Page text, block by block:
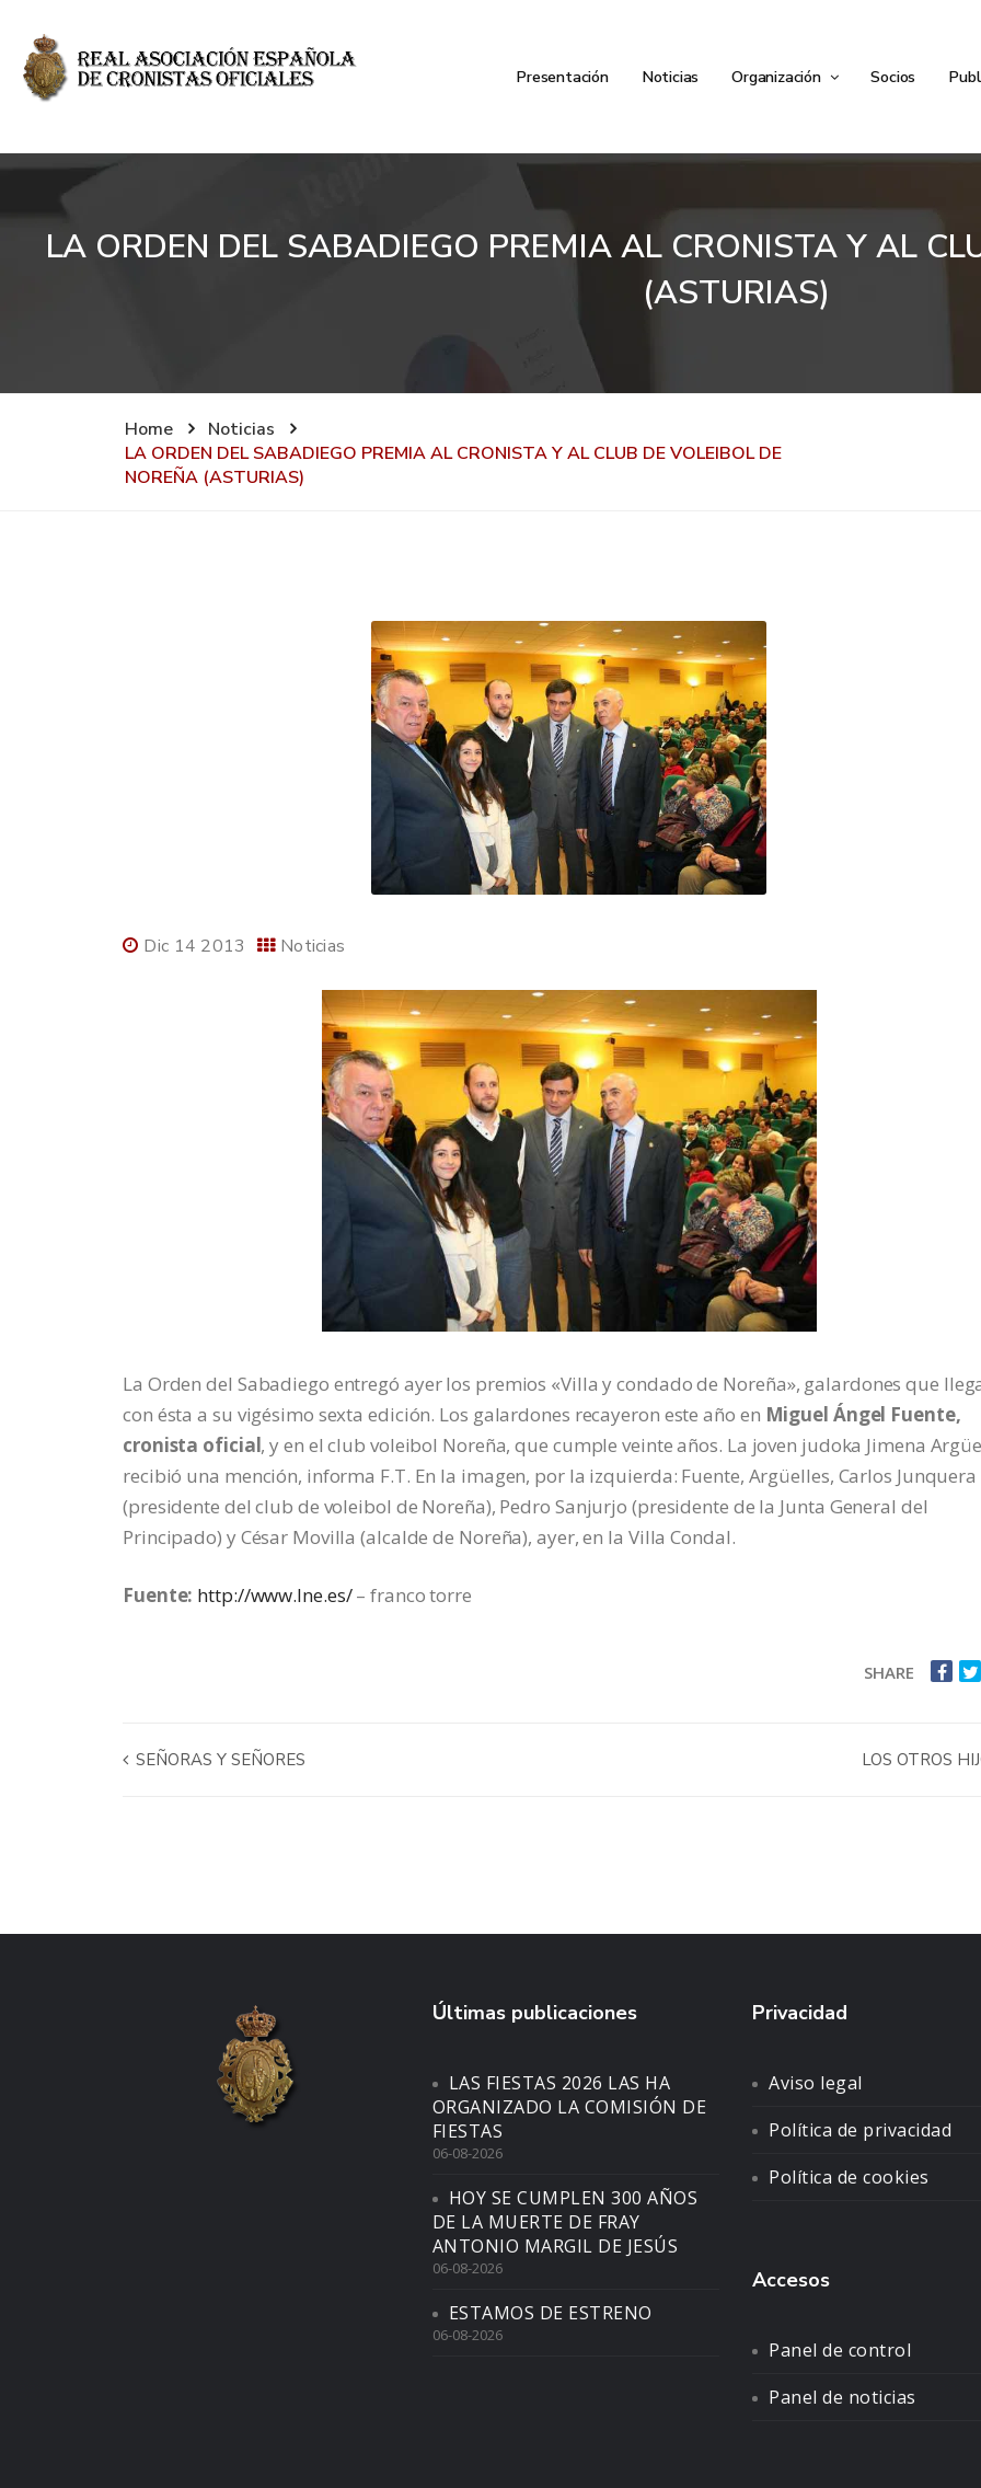
Presentación Noticias Organización Socios
LA ORDEN DEL SABADIEGO PREMIA AL CRONISTA Y AL
(ASTURIAS)
Home
Noticias
LA ORDEN DEL SABADIEGO PREMIA AL CRONISTA Y AL CLUB DE VOLEIBOL DE
NOREÑA (ASTURIAS)
Dic 14 2013 Noticias
La Orden del Sabadiego entregó ayer los premios «Villa y condado de Noreña», galardones que
con ésta a su vigésimo sexta edición. Los galardones recayeron este año en Miguel Ángel Fuente,
cronista oficial, y en el club voleibol Noreña, que cumple veinte años. La joven judoka Jimena
recibió una mención, informa F.T. En la imagen, por la izquierda: Fuente, Argüelles, Carlos Junquera
(presidente del club de voleibol de Noreña), Pedro Sanjurjo (presidente de la Junta General del
Principado) y César Movilla (alcalde de Noreña), ayer, en la Villa Condal.
Fuente: http://www.lne.es/– franco torre
SHARE
SEÑORAS Y SEÑORES LOS OTROS
Últimas publicaciones
LAS FIESTAS 2026 LAS HA
ORGANIZADO LA COMISIÓN DE
FIESTAS
06-08-2026
HOY SE CUMPLEN 300 AÑOS
DE LA MUERTE DE FRAY
ANTONIO MARGIL DE JESÚS
06-08-2026
ESTAMOS DE ESTRENO
06-08-2026
Privacidad
Aviso legal
Política de privacidad
Política de cookies
Accesos
Panel de control
Panel de noticias